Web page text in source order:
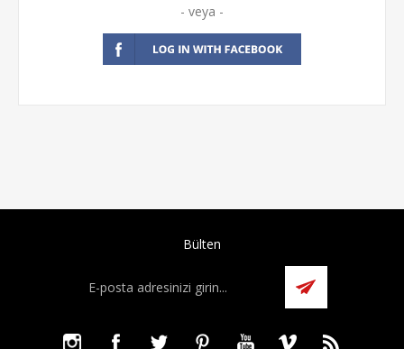
- veya -
Bülten